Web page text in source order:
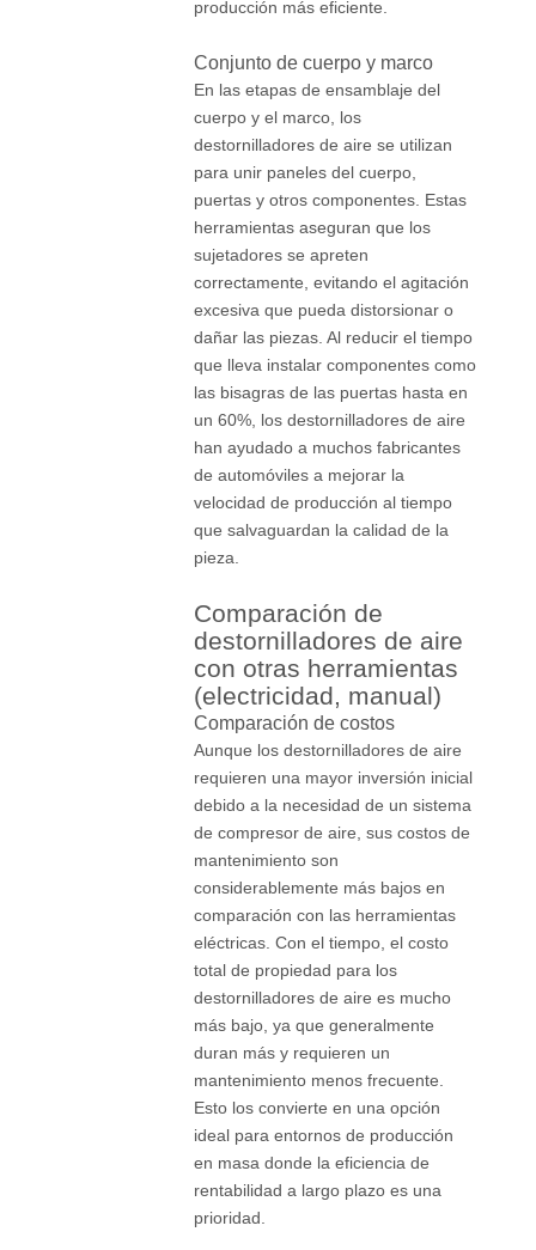
producción más eficiente.
Conjunto de cuerpo y marco
En las etapas de ensamblaje del
cuerpo y el marco, los
destornilladores de aire se utilizan
para unir paneles del cuerpo,
puertas y otros componentes. Estas
herramientas aseguran que los
sujetadores se apreten
correctamente, evitando el agitación
excesiva que pueda distorsionar o
dañar las piezas. Al reducir el tiempo
que lleva instalar componentes como
las bisagras de las puertas hasta en
un 60%, los destornilladores de aire
han ayudado a muchos fabricantes
de automóviles a mejorar la
velocidad de producción al tiempo
que salvaguardan la calidad de la
pieza.
Comparación de
destornilladores de aire
con otras herramientas
(electricidad, manual)
Comparación de costos
Aunque los destornilladores de aire
requieren una mayor inversión inicial
debido a la necesidad de un sistema
de compresor de aire, sus costos de
mantenimiento son
considerablemente más bajos en
comparación con las herramientas
eléctricas. Con el tiempo, el costo
total de propiedad para los
destornilladores de aire es mucho
más bajo, ya que generalmente
duran más y requieren un
mantenimiento menos frecuente.
Esto los convierte en una opción
ideal para entornos de producción
en masa donde la eficiencia de
rentabilidad a largo plazo es una
prioridad.